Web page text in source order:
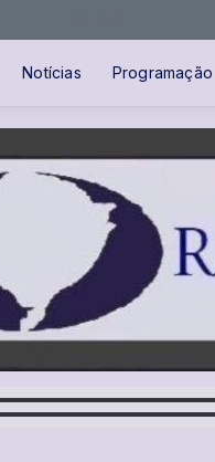
Notícias Programação